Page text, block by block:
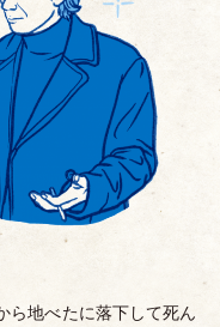
ら地べたに落下して死ん